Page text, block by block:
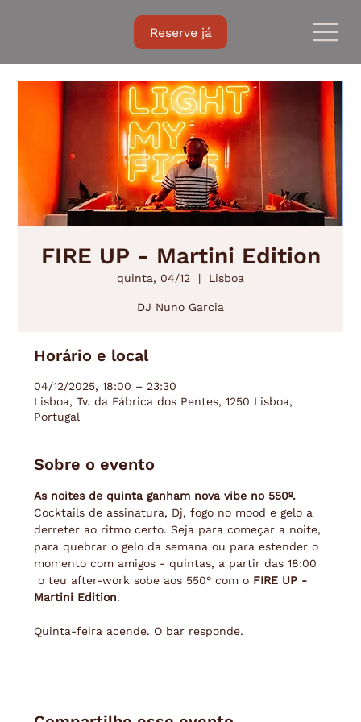
Reserve já
FIRE UP - Martini Edition
quinta, 04/12
  |
Lisboa
DJ Nuno Garcia
Horário e local
04/12/2025, 18:00 – 23:30
Lisboa, Tv. da Fábrica dos Pentes, 1250 Lisboa,
Portugal
Sobre o evento
As noites de quinta ganham nova vibe no 550º.
Cocktails de assinatura, Dj, fogo no mood e gelo a
derreter ao ritmo certo. Seja para começar a noite,
para quebrar o gelo da semana ou para estender o
momento com amigos - quintas, a partir das 18:00
o teu after-work sobe aos 550° com o FIRE UP -
Martini Edition.
Quinta-feira acende. O bar responde.